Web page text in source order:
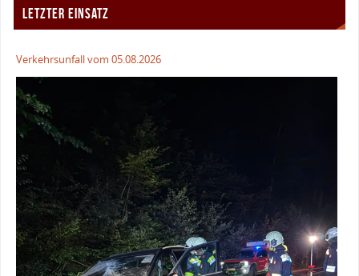
LETZTER EINSATZ
Verkehrsunfall vom 05.08.2026